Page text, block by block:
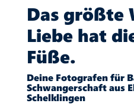
Das größte
Liebe hat
Füße.
Deine Fotografen für
Schwangerschaft aus
Schelklingen